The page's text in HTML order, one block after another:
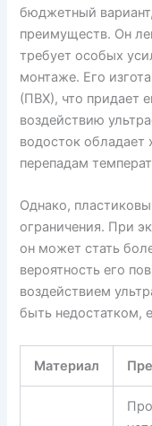
бюджетный
преимуществ. Он
требует особых
монтаже. Его
(ПВХ), что придает
воздействию
водосток
перепадам
Однако,
ограничения. При
он может стать
вероятность его
воздействием
быть недостатком,
Материал